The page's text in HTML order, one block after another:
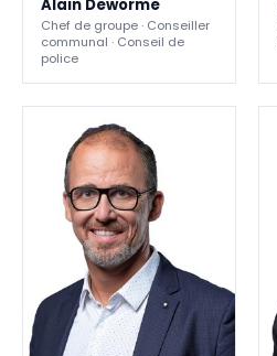
Alain Deworme
Chef de groupe · Conseiller
communal · Conseil de
police